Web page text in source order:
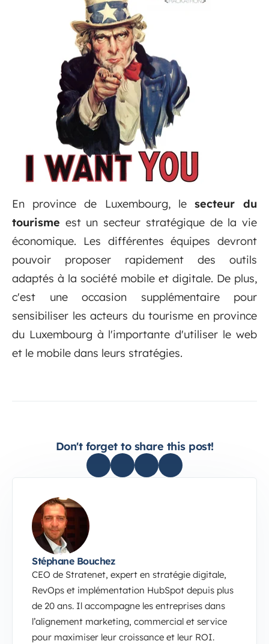
En province de Luxembourg, le secteur du
tourisme est un secteur stratégique de la vie
économique. Les différentes équipes devront
pouvoir proposer rapidement des outils
adaptés à la société mobile et digitale. De plus,
c'est une occasion supplémentaire pour
sensibiliser les acteurs du tourisme en province
du Luxembourg à l'importante d'utiliser le web
et le mobile dans leurs stratégies.
Don't forget to share this post!
Stéphane Bouchez
CEO de Stratenet, expert en stratégie digitale,
RevOps et implémentation HubSpot depuis plus
de 20 ans. Il accompagne les entreprises dans
l’alignement marketing, commercial et service
pour maximiser leur croissance et leur ROI.